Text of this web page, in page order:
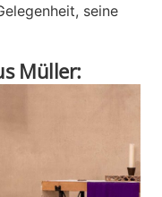
seine
Müller: